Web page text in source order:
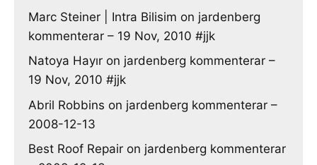
Marc Steiner | Intra Bilisim on jardenberg
kommenterar – 19 Nov, 2010 #jjk
Natoya Hayır on jardenberg kommenterar –
19 Nov, 2010 #jjk
Abril Robbins on jardenberg kommenterar –
2008-12-13
Best Roof Repair on jardenberg kommenterar